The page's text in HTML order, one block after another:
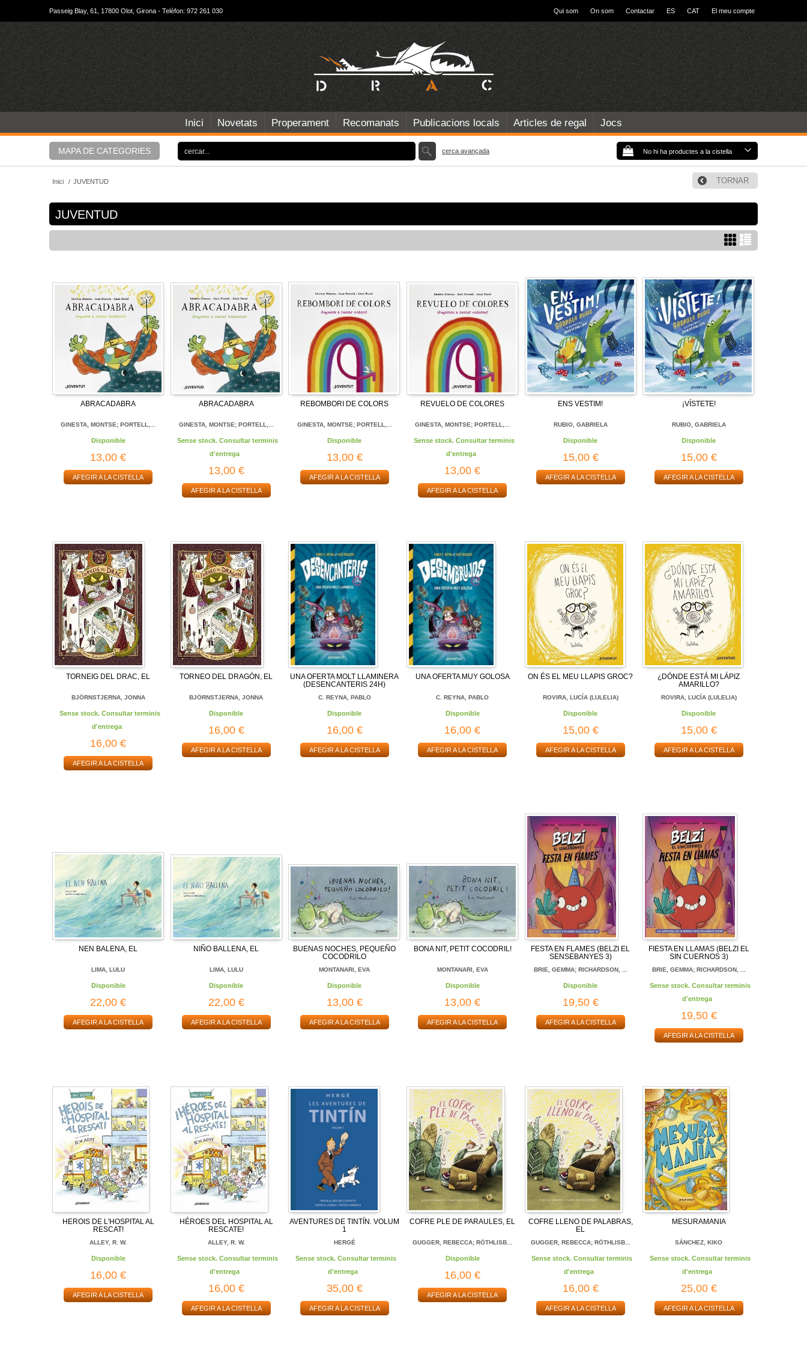
Passeig Blay, 61, 17800 Olot, Girona - Telèfon: 972 261 030 Qui som On som Contactar ES CAT El meu compte
Inici Novetats Properament Recomanats Publicacions locals Articles de regal Jocs
MAPA DE CATEGORIES No hi ha productes a la cistella
cerca avançada
Inici / JUVENTUD TORNAR
JUVENTUD
ABRACADABRA
GINESTA, MONTSE; PORTELL,...
Disponible
13,00 €
AFEGIR A LA CISTELLA
ABRACADABRA
GINESTA, MONTSE; PORTELL,...
Sense stock. Consultar terminis
d'entrega
13,00 €
AFEGIR A LA CISTELLA
REBOMBORI DE COLORS
GINESTA, MONTSE; PORTELL,...
Disponible
13,00 €
AFEGIR A LA CISTELLA
REVUELO DE COLORES
GINESTA, MONTSE; PORTELL,...
Sense stock. Consultar terminis
d'entrega
13,00 €
AFEGIR A LA CISTELLA
ENS VESTIM!
RUBIO, GABRIELA
Disponible
15,00 €
AFEGIR A LA CISTELLA
¡VÍSTETE!
RUBIO, GABRIELA
Disponible
15,00 €
AFEGIR A LA CISTELLA
TORNEIG DEL DRAC, EL
BJÖRNSTJERNA, JONNA
Sense stock. Consultar terminis
d'entrega
16,00 €
AFEGIR A LA CISTELLA
TORNEO DEL DRAGÓN, EL
BJÖRNSTJERNA, JONNA
Disponible
16,00 €
AFEGIR A LA CISTELLA
UNA OFERTA MOLT LLAMINERA
(DESENCANTERIS 24H)
C. REYNA, PABLO
Disponible
16,00 €
AFEGIR A LA CISTELLA
UNA OFERTA MUY GOLOSA
C. REYNA, PABLO
Disponible
16,00 €
AFEGIR A LA CISTELLA
ON ÉS EL MEU LLAPIS GROC?
ROVIRA, LUCÍA (LULELIA)
Disponible
15,00 €
AFEGIR A LA CISTELLA
¿DÓNDE ESTÁ MI LÁPIZ
AMARILLO?
ROVIRA, LUCÍA (LULELIA)
Disponible
15,00 €
AFEGIR A LA CISTELLA
NEN BALENA, EL
LIMA, LULU
Disponible
22,00 €
AFEGIR A LA CISTELLA
NIÑO BALLENA, EL
LIMA, LULU
Disponible
22,00 €
AFEGIR A LA CISTELLA
BUENAS NOCHES, PEQUEÑO
COCODRILO
MONTANARI, EVA
Disponible
13,00 €
AFEGIR A LA CISTELLA
BONA NIT, PETIT COCODRIL!
MONTANARI, EVA
Disponible
13,00 €
AFEGIR A LA CISTELLA
FESTA EN FLAMES (BELZI EL
SENSEBANYES 3)
BRIE, GEMMA; RICHARDSON, ...
Disponible
19,50 €
AFEGIR A LA CISTELLA
FIESTA EN LLAMAS (BELZI EL
SIN CUERNOS 3)
BRIE, GEMMA; RICHARDSON, ...
Sense stock. Consultar terminis
d'entrega
19,50 €
AFEGIR A LA CISTELLA
HEROIS DE L'HOSPITAL AL
RESCAT!
ALLEY, R. W.
Disponible
16,00 €
AFEGIR A LA CISTELLA
HÉROES DEL HOSPITAL AL
RESCATE!
ALLEY, R. W.
Sense stock. Consultar terminis
d'entrega
16,00 €
AFEGIR A LA CISTELLA
AVENTURES DE TINTÍN. VOLUM
1
HERGÉ
Sense stock. Consultar terminis
d'entrega
35,00 €
AFEGIR A LA CISTELLA
COFRE PLE DE PARAULES, EL
GUGGER, REBECCA; RÖTHLISB...
Disponible
16,00 €
AFEGIR A LA CISTELLA
COFRE LLENO DE PALABRAS,
EL
GUGGER, REBECCA; RÖTHLISB...
Sense stock. Consultar terminis
d'entrega
16,00 €
AFEGIR A LA CISTELLA
MESURAMANIA
SÁNCHEZ, KIKO
Sense stock. Consultar terminis
d'entrega
25,00 €
AFEGIR A LA CISTELLA